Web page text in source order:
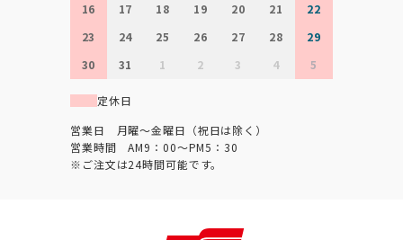
16
17 18 19 20 21
22
23
24 25 26 27 28
29
30
31 1 2 3 4 5
定休日
営業日 月曜～金曜日（祝日は除く）
営業時間 AM9：00～PM5：30
※ご注文は24時間可能です。